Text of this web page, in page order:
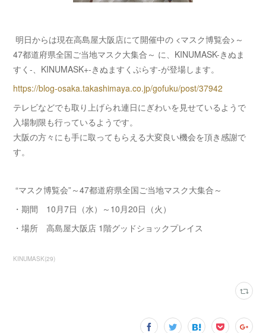
明日からは現在高島屋大阪店にて開催中の <マスク博覧会>～
47都道府県全国ご当地マスク大集合～ に、KINUMASK-きぬま
すく-、KINUMASK+-きぬますくぷらす-が登場します。
https://blog-osaka.takashimaya.co.jp/gofuku/post/37942
テレビなどでも取り上げられ連日にぎわいを見せているようで
入場制限も行っているようです。
大阪の方々にも手に取ってもらえる大変良い機会を頂き感謝で
す。
“マスク博覧会”～47都道府県全国ご当地マスク大集合～
・期間 10月7日（水）～10月20日（火）
・場所 高島屋大阪店 1階グッドショックプレイス
KINUMASK(29)